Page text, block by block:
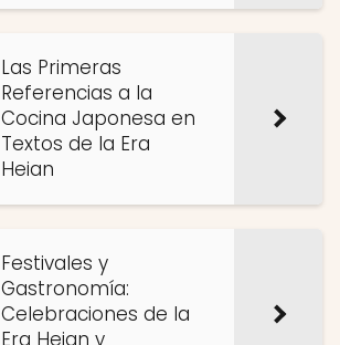
Las Primeras
Referencias a la
Cocina Japonesa en
Textos de la Era
Heian
Festivales y
Gastronomía:
Celebraciones de la
Era Heian y